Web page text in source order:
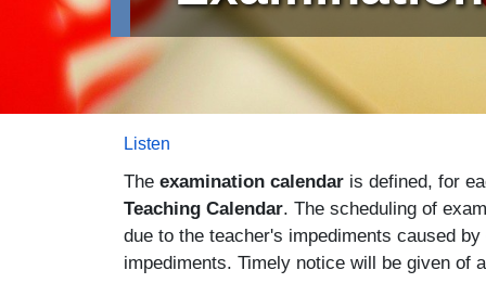
Listen
The examination calendar is defined, for
Teaching Calendar. The scheduling of
due to the teacher's impediments caused
impediments. Timely notice will be given of